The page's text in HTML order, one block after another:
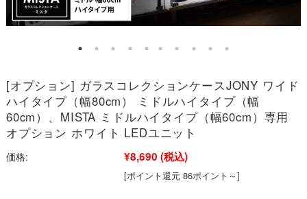
[オプション] ガラスコレクションケースJONY ワイド
ハイタイプ（幅80cm） ミドルハイタイプ（幅
60cm）、MISTA ミドルハイタイプ（幅60cm）専用
オプション ホワイト LEDユニット
価格: ¥8,690 (税込)
[ポイント還元 86ポイント～]